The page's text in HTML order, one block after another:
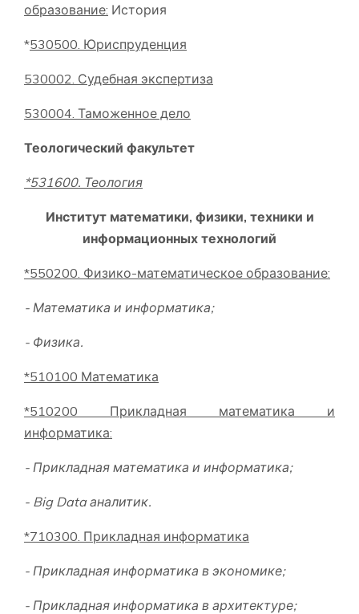
образование: История
*530500. Юриспруденция
530002. Судебная экспертиза
530004. Таможенное дело
Теологический факультет
*531600. Теология
Институт математики, физики, техники и
информационных технологий
*550200. Физико-математическое образование:
- Математика и информатика;
- Физика.
*510100 Математика
*510200 Прикладная математика и
информатика:
- Прикладная математика и информатика;
- Big Data аналитик.
*710300. Прикладная информатика
- Прикладная информатика в экономике;
- Прикладная информатика в архитектуре;